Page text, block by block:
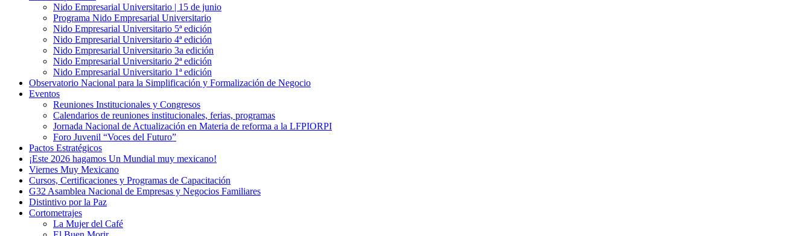
Nido Empresarial Universitario | 15 de junio
Programa Nido Empresarial Universitario
Nido Empresarial Universitario 5ª edición
Nido Empresarial Universitario 4ª edición
Nido Empresarial Universitario 3a edición
Nido Empresarial Universitario 2ª edición
Nido Empresarial Universitario 1ª edición
Observatorio Nacional para la Simplificación y Formalización de Negocio
Eventos
Reuniones Institucionales y Congresos
Calendarios de reuniones institucionales, ferias, programas
Jornada Nacional de Actualización en Materia de reforma a la LFPIORPI
Foro Juvenil “Voces del Futuro”
Pactos Estratégicos
¡Este 2026 hagamos Un Mundial muy mexicano!
Viernes Muy Mexicano
Cursos, Certificaciones y Programas de Capacitación
G32 Asamblea Nacional de Empresas y Negocios Familiares
Distintivo por la Paz
Cortometrajes
La Mujer del Café